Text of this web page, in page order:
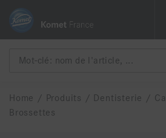
Home / Produits / Dentisterie /
Brossettes